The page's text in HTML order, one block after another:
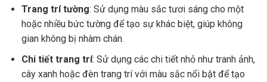
Trang trí tường: Sử dụng màu sắc tươi sáng cho một
hoặc nhiều bức tường để tạo sự khác biệt, giúp không
gian không bị nhàm chán.
Chi tiết trang trí: Sử dụng các chi tiết nhỏ như tranh ảnh,
cây xanh hoặc đèn trang trí với màu sắc nổi bật để tạo